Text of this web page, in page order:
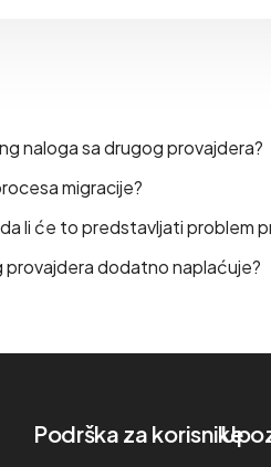
naloga sa drugog provajdera?
migracije?
li će to predstavljati problem
provajdera dodatno naplaćuje?
Podrška za korisnike